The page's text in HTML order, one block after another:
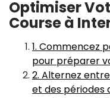
Optimiser
Course à
1. Commencez
pour préparer
2. Alternez
et des périodes